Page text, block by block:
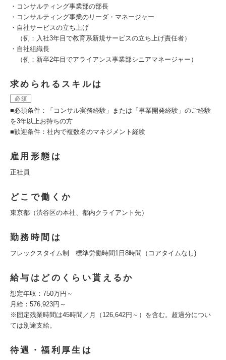
・コンサルティング事業部の部長
・コンサルティング事業のリーダ・マネージャー
・自社サービスの立ち上げ
（例：入社3年目で教育系新規サービスの立ち上げ責任者）
・自社組織長
（例：新卒2年目でアライアンス事業部シニアマネージャー）
求められるスキルは
必須
■必須条件：「コンサル実務経験」または「事業開発経験」のご経験
を3年以上お持ちの方
■歓迎条件：社内で複数名のマネジメント経験
雇用形態は
正社員
どこで働くか
東京都（渋谷区の本社、都内クライアント先）
勤務時間は
フレックスタイム制 標準労働時間1日8時間（コアタイムなし)
給与はどのくらい貰えるか
想定年収：750万円～
月給：576,923円～
※固定残業時間は45時間／月（126,642円～）を含む。超過分につい
ては別途支給。
待遇・福利厚生は